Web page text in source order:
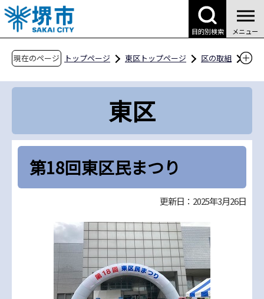
こ
の
ペ
目的別検索 メニュー
現在のページ トップページ 東区トップページ
区の取組
区域まちづくり事業【東区】
第18回東区民まつり東区
第18回東区民まつり
更新日：2025年3月26日